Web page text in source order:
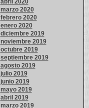
abril 2020
marzo 2020
febrero 2020
enero 2020
diciembre 2019
noviembre 2019
octubre 2019
septiembre 2019
agosto 2019
julio 2019
junio 2019
mayo 2019
abril 2019
marzo 2019